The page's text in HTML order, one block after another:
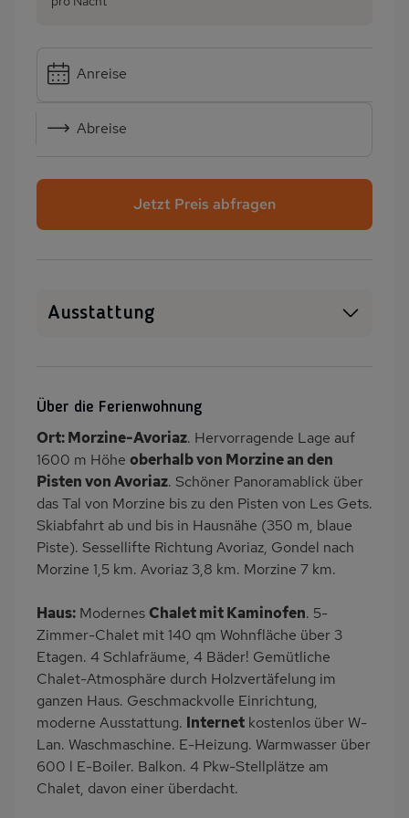
Anreise
Abreise
Jetzt Preis abfragen
Ausstattung
Heizung
Balkon/Loggia
PKW-Parkplatz
Dusche
Dusche/WC
Gäste WC
Küche
Herd (4 Kochfelder)
Backofen
Geschirrspülmaschine
Kühlschrank
Skiabfahrt zum Haus
Ruhige Lage
Babybett
Kinderhochstuhl
Nichtraucher
Wb/WC
freistehend
Internet
Zusätzliches Badezimmer
Bergblick
Bettwäsche inklusive
Handtücher inklusive
Über die Ferienwohnung
Ort: Morzine-Avoriaz. Hervorragende Lage auf
1600 m Höhe oberhalb von Morzine an den
Pisten von Avoriaz. Schöner Panoramablick über
das Tal von Morzine bis zu den Pisten von Les Gets.
Skiabfahrt ab und bis in Hausnähe (350 m, blaue
Piste). Sessellifte Richtung Avoriaz, Gondel nach
Morzine 1,5 km. Avoriaz 3,8 km. Morzine 7 km.
Haus: ModernesChalet mit Kaminofen. 5-
Zimmer-Chalet mit 140 qm Wohnfläche über 3
Etagen. 4 Schlafräume, 4 Bäder! Gemütliche
Chalet-Atmosphäre durch Holzvertäfelung im
ganzen Haus. Geschmackvolle Einrichtung,
moderne Ausstattung. Internet kostenlos über W-
Lan. Waschmaschine. E-Heizung. Warmwasser über
600 l E-Boiler. Balkon. 4 Pkw-Stellplätze am
Chalet, davon einer überdacht.